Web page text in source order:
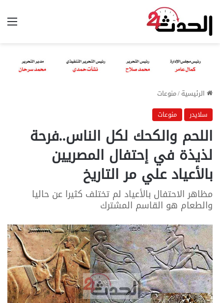
الرئيسية/منوعات
سلايدر
منوعات
اللحم والكحك لكل الناس..فرحة
لذيذة في إحتفال المصريين
بالأعياد علي مر التاريخ
مظاهر الاحتفال بالأعياد لم تختلف كثيرا عن حاليا
والطعام هو القاسم المشترك